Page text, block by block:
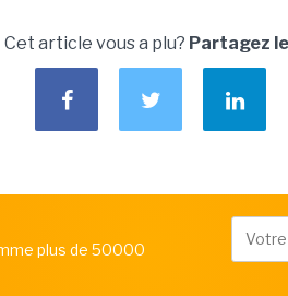
Cet article vous a plu? Partagez
plus de 50000